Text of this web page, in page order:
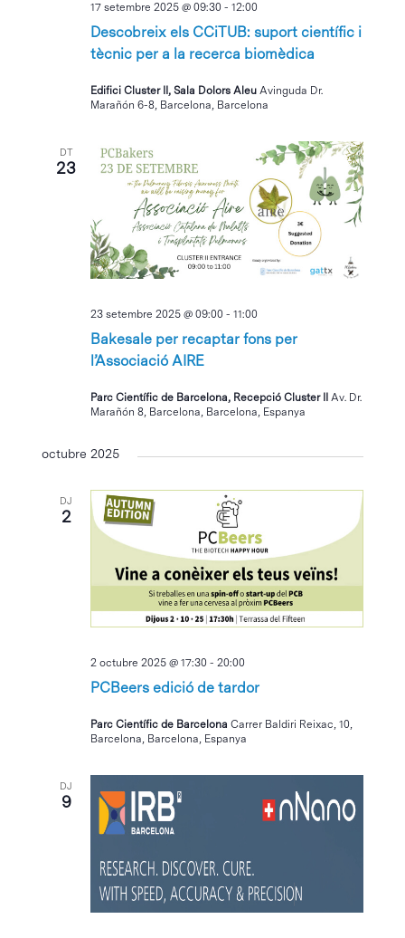
Descobreix els CCiTUB: suport científic i
tècnic per a la recerca biomèdica
17 setembre 2025 @ 09:30 -12:00
Edifici Cluster II, Sala Dolors AleuAvinguda Dr.
Marañón 6-8, Barcelona, Barcelona
DT
23
Bakesale per recaptar fons per
l’Associació AIRE
23 setembre 2025 @ 09:00 -11:00
Parc Científic de Barcelona, Recepció Cluster IIAv. Dr.
Marañón 8, Barcelona, Barcelona, Espanya
octubre 2025
DJ
2
PCBeers edició de tardor
2 octubre 2025 @ 17:30 -20:00
Parc Científic de BarcelonaCarrer Baldiri Reixac, 10,
Barcelona, Barcelona, Espanya
DJ
9